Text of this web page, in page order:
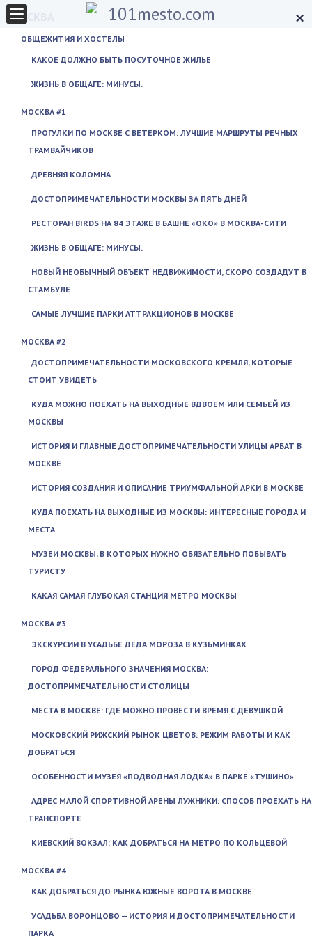
×
МОСКВА
ОБЩЕЖИТИЯ И ХОСТЕЛЫ
КАКОЕ ДОЛЖНО БЫТЬ ПОСУТОЧНОЕ ЖИЛЬЕ
ЖИЗНЬ В ОБЩАГЕ: МИНУСЫ.
МОСКВА #1
ПРОГУЛКИ ПО МОСКВЕ С ВЕТЕРКОМ: ЛУЧШИЕ МАРШРУТЫ РЕЧНЫХ
ТРАМВАЙЧИКОВ
ДРЕВНЯЯ КОЛОМНА
ДОСТОПРИМЕЧАТЕЛЬНОСТИ МОСКВЫ ЗА ПЯТЬ ДНЕЙ
РЕСТОРАН BIRDS НА 84 ЭТАЖЕ В БАШНЕ «ОКО» В МОСКВА-СИТИ
ЖИЗНЬ В ОБЩАГЕ: МИНУСЫ.
НОВЫЙ НЕОБЫЧНЫЙ ОБЪЕКТ НЕДВИЖИМОСТИ, СКОРО СОЗДАДУТ В
СТАМБУЛЕ
САМЫЕ ЛУЧШИЕ ПАРКИ АТТРАКЦИОНОВ В МОСКВЕ
МОСКВА #2
ДОСТОПРИМЕЧАТЕЛЬНОСТИ МОСКОВСКОГО КРЕМЛЯ, КОТОРЫЕ
СТОИТ УВИДЕТЬ
КУДА МОЖНО ПОЕХАТЬ НА ВЫХОДНЫЕ ВДВОЕМ ИЛИ СЕМЬЕЙ ИЗ
МОСКВЫ
ИСТОРИЯ И ГЛАВНЫЕ ДОСТОПРИМЕЧАТЕЛЬНОСТИ УЛИЦЫ АРБАТ В
МОСКВЕ
ИСТОРИЯ СОЗДАНИЯ И ОПИСАНИЕ ТРИУМФАЛЬНОЙ АРКИ В МОСКВЕ
КУДА ПОЕХАТЬ НА ВЫХОДНЫЕ ИЗ МОСКВЫ: ИНТЕРЕСНЫЕ ГОРОДА И
МЕСТА
МУЗЕИ МОСКВЫ, В КОТОРЫХ НУЖНО ОБЯЗАТЕЛЬНО ПОБЫВАТЬ
ТУРИСТУ
КАКАЯ САМАЯ ГЛУБОКАЯ СТАНЦИЯ МЕТРО МОСКВЫ
МОСКВА #3
ЭКСКУРСИИ В УСАДЬБЕ ДЕДА МОРОЗА В КУЗЬМИНКАХ
ГОРОД ФЕДЕРАЛЬНОГО ЗНАЧЕНИЯ МОСКВА:
ДОСТОПРИМЕЧАТЕЛЬНОСТИ СТОЛИЦЫ
МЕСТА В МОСКВЕ: ГДЕ МОЖНО ПРОВЕСТИ ВРЕМЯ С ДЕВУШКОЙ
МОСКОВСКИЙ РИЖСКИЙ РЫНОК ЦВЕТОВ: РЕЖИМ РАБОТЫ И КАК
ДОБРАТЬСЯ
ОСОБЕННОСТИ МУЗЕЯ «ПОДВОДНАЯ ЛОДКА» В ПАРКЕ «ТУШИНО»
АДРЕС МАЛОЙ СПОРТИВНОЙ АРЕНЫ ЛУЖНИКИ: СПОСОБ ПРОЕХАТЬ НА
ТРАНСПОРТЕ
КИЕВСКИЙ ВОКЗАЛ: КАК ДОБРАТЬСЯ НА МЕТРО ПО КОЛЬЦЕВОЙ
МОСКВА #4
КАК ДОБРАТЬСЯ ДО РЫНКА ЮЖНЫЕ ВОРОТА В МОСКВЕ
УСАДЬБА ВОРОНЦОВО — ИСТОРИЯ И ДОСТОПРИМЕЧАТЕЛЬНОСТИ
ПАРКА